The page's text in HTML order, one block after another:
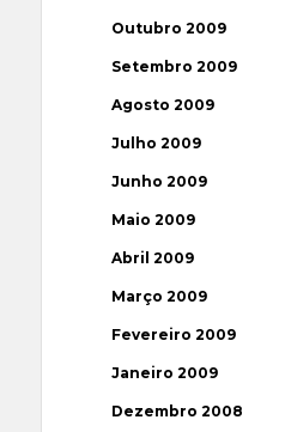
Outubro 2009
Setembro 2009
Agosto 2009
Julho 2009
Junho 2009
Maio 2009
Abril 2009
Março 2009
Fevereiro 2009
Janeiro 2009
Dezembro 2008